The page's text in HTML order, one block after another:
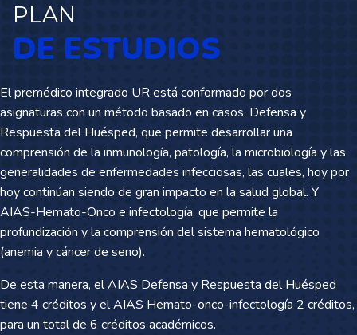
PLAN
DE ESTUDIOS
El premédico integrado UR está conformado por dos
asignaturas con un método basado en casos. Defensa y
Respuesta del Huésped, que permite desarrollar una
comprensión de la inmunología, patología, la microbiología y las
generalidades de enfermedades infecciosas, las cuales, hoy por
hoy continúan siendo de gran impacto en la salud global. Y
AIAS-Hemato-Onco e infectología, que permite la
profundización y la comprensión del sistema hematológico
(anemia y cáncer de seno).
De esta manera, el AIAS Defensa y Respuesta del Huésped
tiene 4 créditos y el AIAS Hemato-onco-infectología 2 créditos,
para un total de 6 créditos académicos.